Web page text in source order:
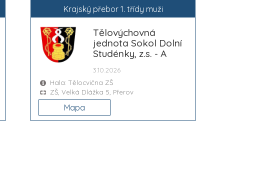
Krajský přebor 1. třídy muži
Tělovýchovná
jednota Sokol Dolní
Studénky, z.s. - A
3.10.2026
Hala: Tělocvična ZŠ
ZŠ, Velká Dlážka 5, Přerov
Mapa